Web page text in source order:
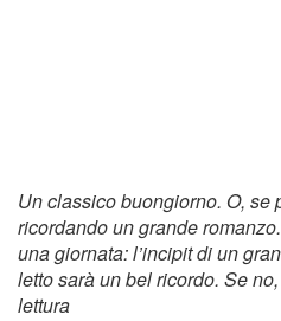
Un classico buongiorno. O, se
ricordando un grande
una giornata: l’incipit di un
letto sarà un bel ricordo. Se
lettura